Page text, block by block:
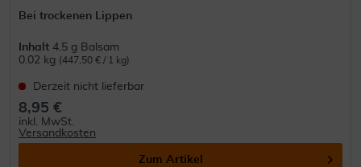
Bei trockenen Lippen
Inhalt 4.5 g Balsam
0.02 kg (447,50 € / 1 kg)
Derzeit nicht lieferbar
8,95 €
inkl. MwSt.
Versandkosten
Zum Artikel